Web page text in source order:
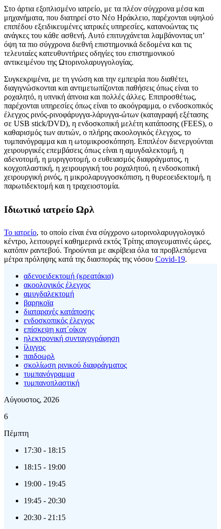
Στο άρτια εξοπλισμένο ιατρείο, με τα πλέον σύγχρονα μέσα και
μηχανήματα, που διατηρεί στο Νέο Ηράκλειο, παρέχονται υψηλού
επιπέδου εξειδικευμένες ιατρικές υπηρεσίες, κατανοώντας τις
ανάγκες του κάθε ασθενή. Αυτό επιτυγχάνεται λαμβάνοντας υπ’
όψη τα πιο σύγχρονα διεθνή επιστημονικά δεδομένα και τις
τελευταίες κατευθυντήριες οδηγίες του επιστημονικού
αντικειμένου της Ωτορινολαρυγγολογίας.
Συγκεκριμένα, με τη γνώση και την εμπειρία που διαθέτει,
διαγιγνώσκονται και αντιμετωπίζονται παθήσεις όπως είναι το
ροχαλητό, η υπνική άπνοια και πολλές άλλες. Επιπροσθέτως,
παρέχονται υπηρεσίες όπως είναι το ακοόγραμμα, ο ενδοσκοπικός
έλεγχος ρινός-ρινοφάρυγγα-λάρυγγα-ώτων (καταγραφή εξέτασης
σε USB stick/DVD), η ενδοσκοπική μελέτη κατάποσης (FEES), ο
καθαρισμός των αυτιών, ο πλήρης ακοολογικός έλεγχος, το
τυμπανόγραμμα και η ωτομικροσκόπηση. Επιπλέον διενεργούνται
χειρουργικές επεμβάσεις όπως είναι η αμυγδαλεκτομή, η
αδενοτομή, η μυριγγοτομή, ο ευθειασμός διαφράγματος, η
κογχοπλαστική, η χειρουργική του ροχαλητού, η ενδοσκοπική
χειρουργική ρινός, η μικρολαρυγγοσκόπιση, η θυρεοειδεκτομή, η
παρωτιδεκτομή και η τραχειοστομία.
Ιδιωτικό ιατρείο Ωρλ
Το ιατρείο, το οποίο είναι ένα σύγχρονο ωτορινολαρυγγολογικό
κέντρο, λειτουργεί καθημερινά εκτός Τρίτης απογευματινές ώρες,
κατόπιν ραντεβού. Τηρούνται με ακρίβεια όλα τα προβλεπόμενα
μέτρα πρόληψης κατά της διασποράς της νόσου Covid-19.
αδενοειδεκτομή (κρεατάκια)
ακοολογικός έλεγχος
αμυγδαλεκτομή
βαρηκοϊα
διαταραχές κατάποσης
ενδοσκοπικός έλεγχος
επίσκεψη κατ΄οίκον
ηλεκτρονική συνταγογράφηση
ίλιγγος
παιδοωρλ
σκολίωση ρινικού διαφράγματος
τυμπανόγραμμα
τυμπανοπλαστική
Αύγουστος, 2026
6
Πέμπτη
17:30 - 18:15
18:15 - 19:00
19:00 - 19:45
19:45 - 20:30
20:30 - 21:15